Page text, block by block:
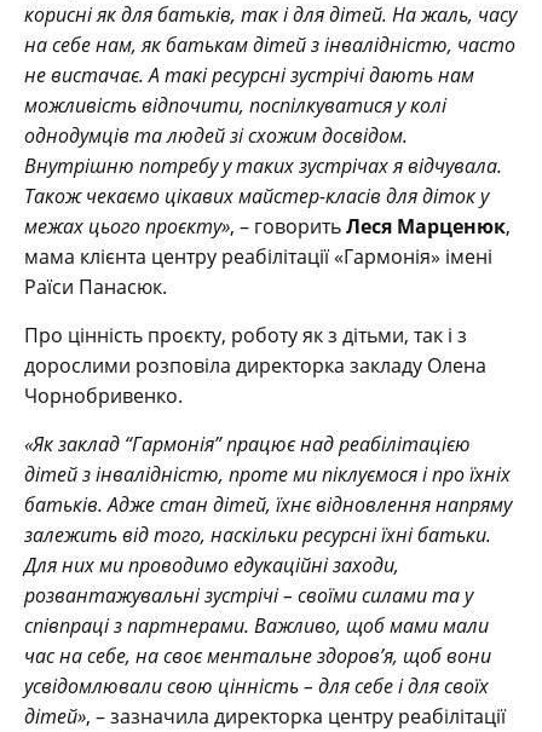
корисні як для батьків, так і для дітей. На жаль, часу
на себе нам, як батькам дітей з інвалідністю, часто
не вистачає. А такі ресурсні зустрічі дають нам
можливість відпочити, поспілкуватися у колі
однодумців та людей зі схожим досвідом.
Внутрішню потребу у таких зустрічах я відчувала.
Також чекаємо цікавих майстер-класів для діток у
межах цього проєкту», – говоритьЛеся Марценюк,
мама клієнта центру реабілітації «Гармонія» імені
Раїси Панасюк.
Про цінність проєкту, роботу як з дітьми, так і з
дорослими розповіла директорка закладу Олена
Чорнобривенко.
«Як заклад “Гармонія” працює над реабілітацією
дітей з інвалідністю, проте ми піклуємося і про їхніх
батьків. Адже стан дітей, їхнє відновлення напряму
залежить від того, наскільки ресурсні їхні батьки.
Для них ми проводимо едукаційні заходи,
розвантажувальні зустрічі – своїми силами та у
співпраці з партнерами. Важливо, щоб мами мали
час на себе, на своє ментальне здоров’я, щоб вони
усвідомлювали свою цінність – для себе і для своїх
дітей», – зазначила директорка центру реабілітації